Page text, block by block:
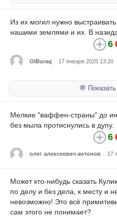
Из их могил нужно
нашими землями и их. В
6
OlBuraq 17 января 2025 13:20
💬
Мелкие "ваффен-страны" до
без мыла протиснулись в дупу.
6
олег алексеевич антонов 17
Может кто-нибудь сказать
по делу и без дела, к месту и
невозможно! Это всё
сам этого не понимает?